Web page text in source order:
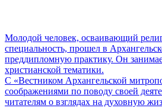
Молодой человек, осваивающий
специальность, прошел в
преддипломную практику. Он
христианской тематики.
С «Вестником Архангельской
соображениями по поводу своей
читателям о взглядах на духовную